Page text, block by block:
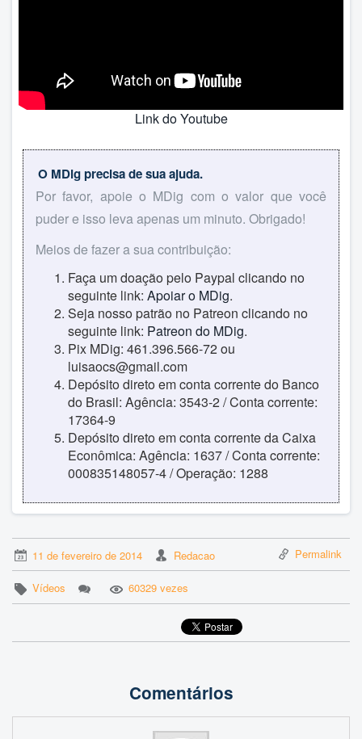
Link do Youtube
O MDig precisa de sua ajuda.
Por favor, apoie o MDig com o valor que você
puder e isso leva apenas um minuto. Obrigado!
Meios de fazer a sua contribuição:
Faça um doação pelo Paypal clicando no
seguinte link: Apoiar o MDig.
Seja nosso patrão no Patreon clicando no
seguinte link: Patreon do MDig.
Pix MDig: 461.396.566-72 ou
luisaocs@gmail.com
Depósito direto em conta corrente do Banco
do Brasil: Agência: 3543-2 / Conta corrente:
17364-9
Depósito direto em conta corrente da Caixa
Econômica: Agência: 1637 / Conta corrente:
000835148057-4 / Operação: 1288
11 de fevereiro de 2014 Redacao Permalink
Vídeos 60329 vezes
Comentários